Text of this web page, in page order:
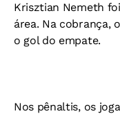
Krisztian Nemeth
área. Na cobrança,
o gol do empate.
Nos pênaltis, os